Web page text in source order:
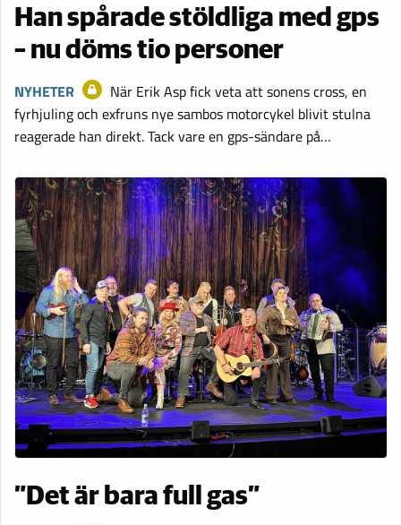
Han spårade stöldliga med gps
– nu döms tio personer
NYHETER
När Erik Asp fick veta att sonens cross, en
fyrhjuling och exfruns nye sambos motorcykel blivit stulna
reagerade han direkt. Tack vare en gps-sändare på…
”Det är bara full gas”